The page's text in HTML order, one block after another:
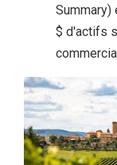
Summary)
$ d'actifs